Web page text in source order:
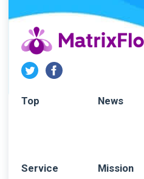
Top News
Service
Mission